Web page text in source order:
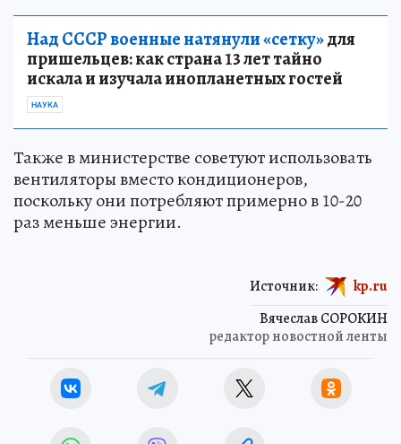
Над СССР военные натянули «сетку»для
пришельцев: как страна 13 лет тайно
искала и изучала инопланетных гостей
НАУКА
Также в министерстве советуют использовать
вентиляторы вместо кондиционеров,
поскольку они потребляют примерно в 10-20
раз меньше энергии.
Вячеслав СОРОКИН
редактор новостной ленты
Источник: kp.ru